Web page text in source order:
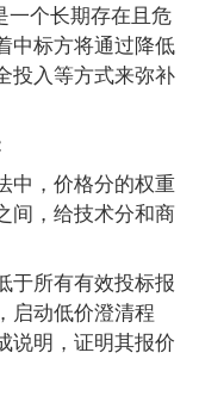
一个长期存在且危
中标方将通过降低
投入等方式来弥补
中，价格分的权重
间，给技术分和商
于所有有效投标报
启动低价澄清程
说明，证明其报价